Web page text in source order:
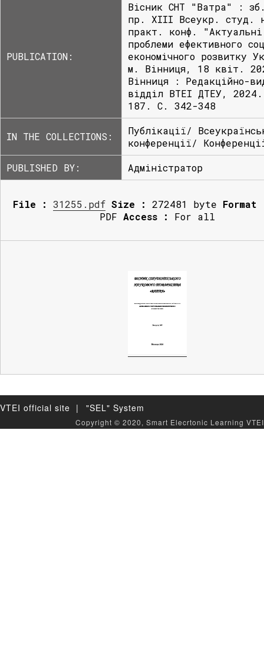
PUBLICATION:
Вісник СНТ "Ватра" :
пр. ХІIІ Всеукр. студ.
практ. конф. "Актуальні
проблеми ефективного
економічного розвитку
м. Вінниця, 18 квіт.
Вінниця : Редакційно-
відділ ВТЕІ ДТЕУ,
187. С. 342-348
IN THE COLLECTIONS:
Публікації/
конференції/
PUBLISHED BY:
Адміністратор
File : 31255.pdf Size : 272481 byte Format
PDF Access : For all
VTEI official site | "SEL" System
Copyright © 2020, Smart Elecrtonic Learning VTEI